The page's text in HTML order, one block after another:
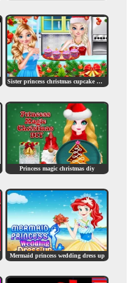
Sister princess christmas cupcake maker
Princess magic christmas diy
Mermaid princess wedding dress up